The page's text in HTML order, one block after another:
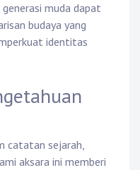
muda dapat
budaya yang
identitas
catatan sejarah,
aksara ini memberi